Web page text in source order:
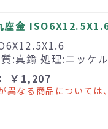
座金
:真鍮 処理:ニッケ
￥1,207
異なる商品については